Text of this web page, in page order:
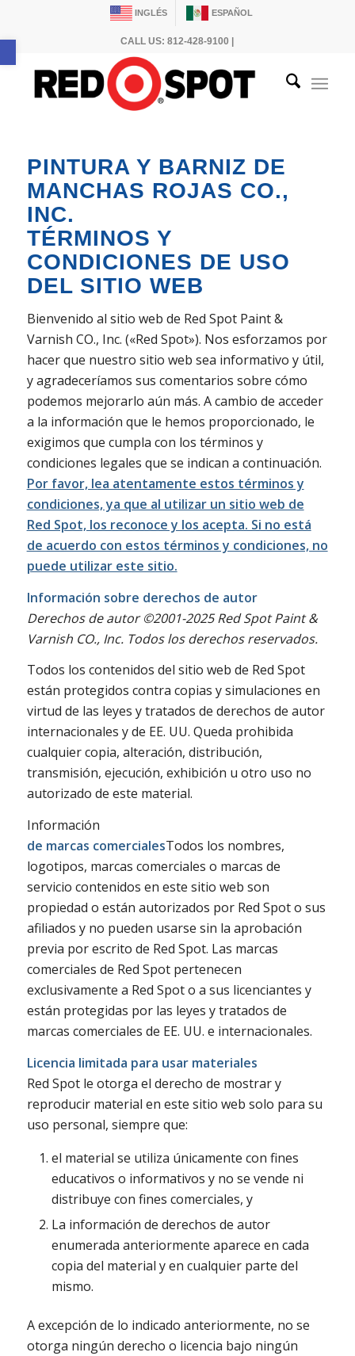
Abrir barra de herramientas
INGLÉS ESPAÑOL
CALL US: 812-428-9100 |
PINTURA Y BARNIZ DE
MANCHAS ROJAS CO.,
INC.
TÉRMINOS Y
CONDICIONES DE USO
DEL SITIO WEB
Bienvenido al sitio web de Red Spot Paint &
Varnish CO., Inc. («Red Spot»). Nos esforzamos por
hacer que nuestro sitio web sea informativo y útil,
y agradeceríamos sus comentarios sobre cómo
podemos mejorarlo aún más. A cambio de acceder
a la información que le hemos proporcionado, le
exigimos que cumpla con los términos y
condiciones legales que se indican a continuación.
Por favor, lea atentamente estos términos y
condiciones, ya que al utilizar un sitio web de
Red Spot, los reconoce y los acepta. Si no está
de acuerdo con estos términos y condiciones, no
puede utilizar este sitio.
Información sobre derechos de autor
Derechos de autor ©2001-2025 Red Spot Paint &
Varnish CO., Inc. Todos los derechos reservados.
Todos los contenidos del sitio web de Red Spot
están protegidos contra copias y simulaciones en
virtud de las leyes y tratados de derechos de autor
internacionales y de EE. UU. Queda prohibida
cualquier copia, alteración, distribución,
transmisión, ejecución, exhibición u otro uso no
autorizado de este material.
Información
de marcas comercialesTodos los nombres,
logotipos, marcas comerciales o marcas de
servicio contenidos en este sitio web son
propiedad o están autorizados por Red Spot o sus
afiliados y no pueden usarse sin la aprobación
previa por escrito de Red Spot. Las marcas
comerciales de Red Spot pertenecen
exclusivamente a Red Spot o a sus licenciantes y
están protegidas por las leyes y tratados de
marcas comerciales de EE. UU. e internacionales.
Licencia limitada para usar materiales
Red Spot le otorga el derecho de mostrar y
reproducir material en este sitio web solo para su
uso personal, siempre que:
el material se utiliza únicamente con fines
educativos o informativos y no se vende ni
distribuye con fines comerciales, y
La información de derechos de autor
enumerada anteriormente aparece en cada
copia del material y en cualquier parte del
mismo.
A excepción de lo indicado anteriormente, no se
otorga ningún derecho o licencia bajo ningún